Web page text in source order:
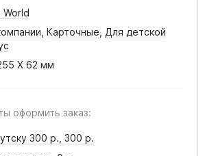
Карточные Для детской
X 62 мм
оформить заказ:
300 р., 300 р.